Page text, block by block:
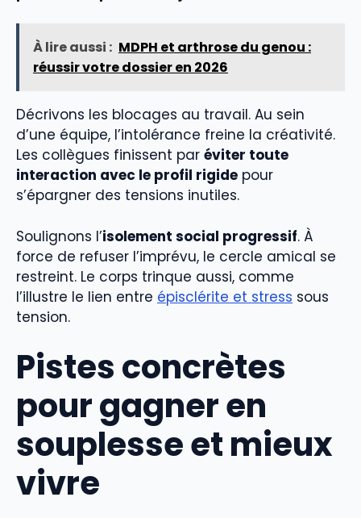
À lire aussi : MDPH et arthrose du genou :
réussir votre dossier en 2026
Décrivons les blocages au travail. Au sein
d’une équipe, l’intolérance freine la créativité.
Les collègues finissent par éviter toute
interaction avec le profil rigide pour
s’épargner des tensions inutiles.
Soulignons l’isolement social progressif. À
force de refuser l’imprévu, le cercle amical se
restreint. Le corps trinque aussi, comme
l’illustre le lien entre épisclérite et stress sous
tension.
Pistes concrètes
pour gagner en
souplesse et mieux
vivre